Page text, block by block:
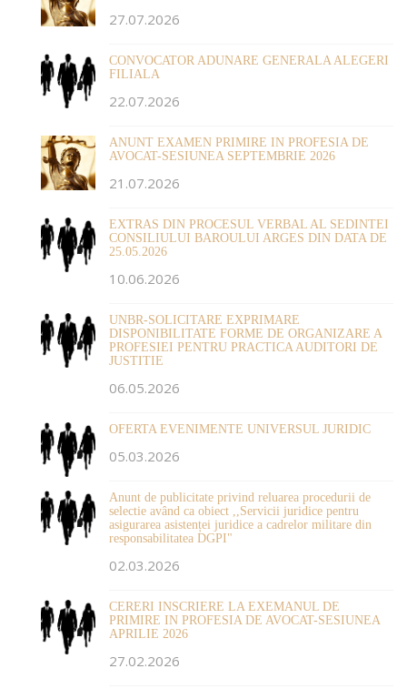
27.07.2026
CONVOCATOR ADUNARE GENERALA ALEGERI
FILIALA
22.07.2026
ANUNT EXAMEN PRIMIRE IN PROFESIA DE
AVOCAT-SESIUNEA SEPTEMBRIE 2026
21.07.2026
EXTRAS DIN PROCESUL VERBAL AL SEDINTEI
CONSILIULUI BAROULUI ARGES DIN DATA DE
25.05.2026
10.06.2026
UNBR-SOLICITARE EXPRIMARE
DISPONIBILITATE FORME DE ORGANIZARE A
PROFESIEI PENTRU PRACTICA AUDITORI DE
JUSTITIE
06.05.2026
OFERTA EVENIMENTE UNIVERSUL JURIDIC
05.03.2026
Anunt de publicitate privind reluarea procedurii de
selectie având ca obiect ,,Servicii juridice pentru
asigurarea asistenței juridice a cadrelor militare din
responsabilitatea DGPI"
02.03.2026
CERERI INSCRIERE LA EXEMANUL DE
PRIMIRE IN PROFESIA DE AVOCAT-SESIUNEA
APRILIE 2026
27.02.2026